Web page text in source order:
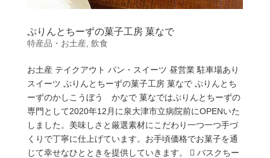
ぷりんとちーずの菓子工房 菓なで
特産品・お土産, 飲食
お土産 テイクアウト パン・スイーツ 昼営業 駐車場あり
スイーツ ぷりんとちーずの菓子工房 菓なで ぷりんとち
ーずのかしこうぼう かなで 菓なではぷりんとちーずの
専門として2020年12月に泉大津市立病院前にOPENいた
しました。美味しさと厳選素材にこだわり一つ一つ手づ
くりで丁寧に仕上げています。お手頃価格でお菓子を通
じて幸せなひとときを提供していきます。  バスクちー